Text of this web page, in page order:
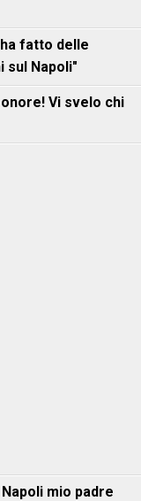
fatto delle
Napoli"
Vi svelo chi
mio padre